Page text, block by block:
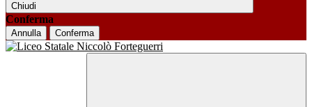
Chiudi
Conferma
Annulla Conferma